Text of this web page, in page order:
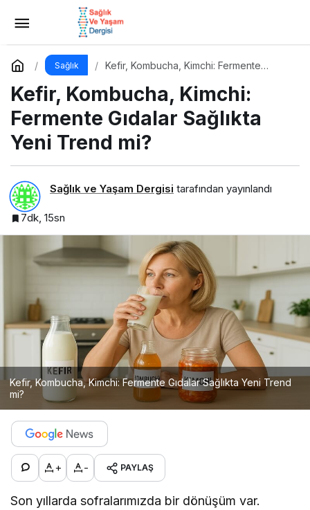
Sağlık
Kefir, Kombucha, Kimchi: Fermente
Kefir, Kombucha, Kimchi:
Fermente Gıdalar Sağlıkta
Yeni Trend mi?
Sağlık ve Yaşam Dergisi tarafından yayınlandı
7dk, 15sn
Kefir, Kombucha, Kimchi: Fermente Gıdalar Sağlıkta Yeni Trend
mi?
+ - PAYLAŞ
Son yıllarda sofralarımızda bir dönüşüm var.
Kolajen Takviyeleri: Gerçekten Cildi
Gençleştiriyor mu?
Yorum Yap